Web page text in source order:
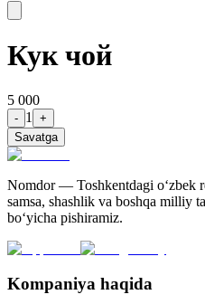
Кук чой
5 000
- 1
+
Savatga
Nomdor — Toshkentdagi oʻzbek
samsa, shashlik va boshqa milliy
bo‘yicha pishiramiz.
Kompaniya haqida